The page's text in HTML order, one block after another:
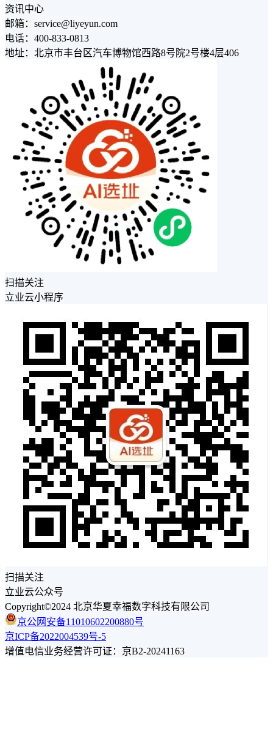
资讯中心
邮箱：service@liyeyun.com
电话：400-833-0813
地址：北京市丰台区汽车博物馆西路8号院2号楼4层406
扫描关注
立业云小程序
扫描关注
立业云公众号
Copyright©2024 北京华夏幸福数字科技有限公司
京公网安备11010602200880号
京ICP备2022004539号-5
增值电信业务经营许可证：京B2-20241163